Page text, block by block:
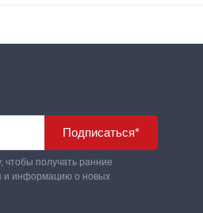
Подписаться*
получать ранние
и информацию о новых